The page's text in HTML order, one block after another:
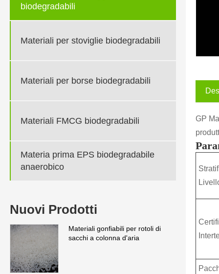
biodegradabili
Materiali per stoviglie biodegradabili
Materiali per borse biodegradabili
Materiali FMCG biodegradabili
Materia prima EPS biodegradabile
anaerobico
Nuovi Prodotti
Materiali gonfiabili per rotoli di
sacchi a colonna d'aria
GP